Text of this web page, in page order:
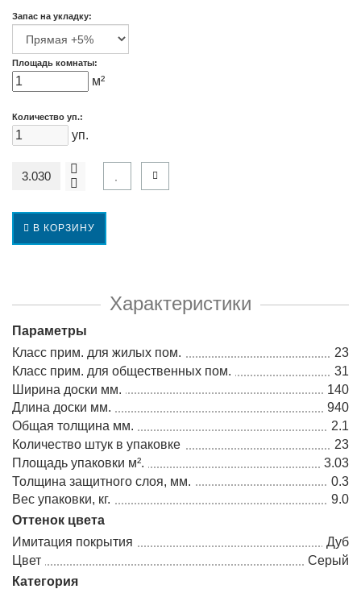
Запас на укладку:
Площадь комнаты:
м²
Количество уп.:
уп.
В КОРЗИНУ
Характеристики
Параметры
Класс прим. для жилых пом.
23
Класс прим. для общественных пом.
31
Ширина доски мм.
140
Длина доски мм.
940
Общая толщина мм.
2.1
Количество штук в упаковке
23
Площадь упаковки м².
3.03
Толщина защитного слоя, мм.
0.3
Вес упаковки, кг.
9.0
Оттенок цвета
Имитация покрытия
Дуб
Цвет
Серый
Категория